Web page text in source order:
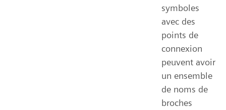
symboles
avec des
points de
connexion
peuvent avoir
un ensemble
de noms de
broches